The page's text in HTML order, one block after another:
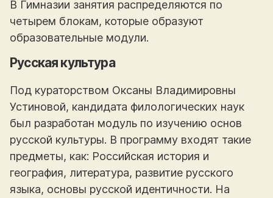
В Гимназии занятия распределяются по
четырем блокам, которые образуют
образовательные модули.
Русская культура
Под кураторством Оксаны Владимировны
Устиновой, кандидата филологических наук
был разработан модуль по изучению основ
русской культуры. В программу входят такие
предметы, как: Российская история и
география, литература, развитие русского
языка, основы русской идентичности. На